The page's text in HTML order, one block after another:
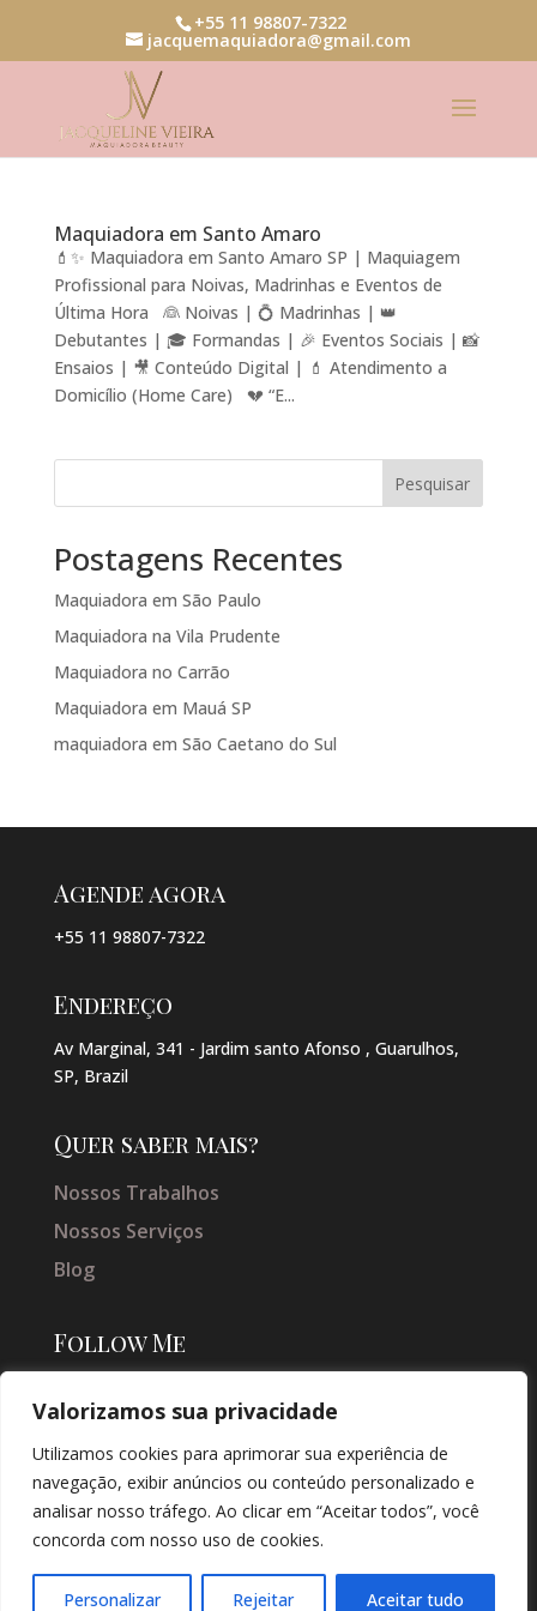
Valorizamos sua privacidade
Utilizamos cookies para aprimorar sua experiência de
navegação, exibir anúncios ou conteúdo personalizado e
analisar nosso tráfego. Ao clicar em “Aceitar todos”, você
concorda com nosso uso de cookies.
Personalizar Rejeitar Aceitar tudo
+55 11 98807-7322
jacquemaquiadora@gmail.com
Maquiadora em Santo Amaro
💄✨ Maquiadora em Santo Amaro SP | Maquiagem
Profissional para Noivas, Madrinhas e Eventos de
Última Hora 👰 Noivas | 💍 Madrinhas | 👑
Debutantes | 🎓 Formandas | 🎉 Eventos Sociais | 📸
Ensaios | 🎥 Conteúdo Digital | 💄 Atendimento a
Domicílio (Home Care) 💔 “E...
Pesquisar
Postagens Recentes
Maquiadora em São Paulo
Maquiadora na Vila Prudente
Maquiadora no Carrão
Maquiadora em Mauá SP
maquiadora em São Caetano do Sul
Agende agora
+55 11 98807-7322
Endereço
Av Marginal, 341 - Jardim santo Afonso , Guarulhos,
SP, Brazil
Quer saber mais?
Nossos Trabalhos
Nossos Serviços
Blog
Follow Me
SOLUÇÕES DIGITAIS |
CRIAÇÃO DE SITES